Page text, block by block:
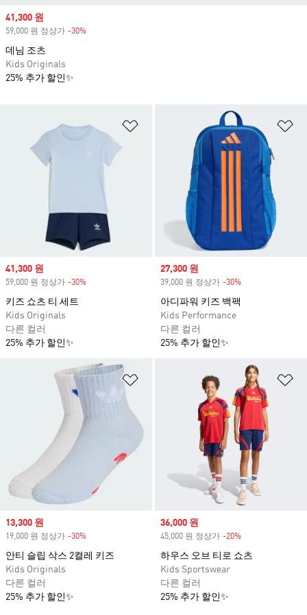
위시리스트 담기
Sale price
41,300 원
59,000 원 정상가 -30%
키즈 쇼츠 티 세트
Kids Originals
다른 컬러
25% 추가 할인✨
Sale price
27,300 원
39,000 원 정상가 -30%
아디파워 키즈 백팩
Kids Performance
다른 컬러
25% 추가 할인✨
위시리스트 담기
Sale price
13,300 원
19,000 원 정상가 -30%
안티 슬립 삭스 2켤레 키즈
Kids Originals
다른 컬러
25% 추가 할인✨
Sale price
36,000 원
45,000 원 정상가 -20%
하우스 오브 티로 쇼츠
Kids Sportswear
다른 컬러
25% 추가 할인✨
Sale price
41,300 원
59,000 원 정상가 -30%
데님 조츠
Kids Originals
25% 추가 할인✨